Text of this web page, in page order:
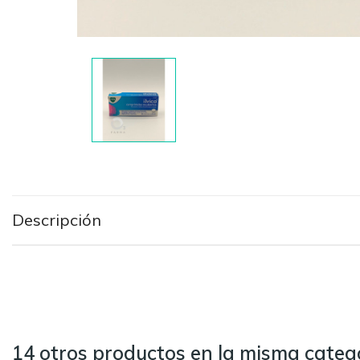
Descripción
14 otros productos en la misma